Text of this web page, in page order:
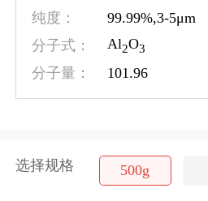
纯度：
99.99%,3-5μm
分子式：
Al2O3
分子量： 101.96
选择规格 500g